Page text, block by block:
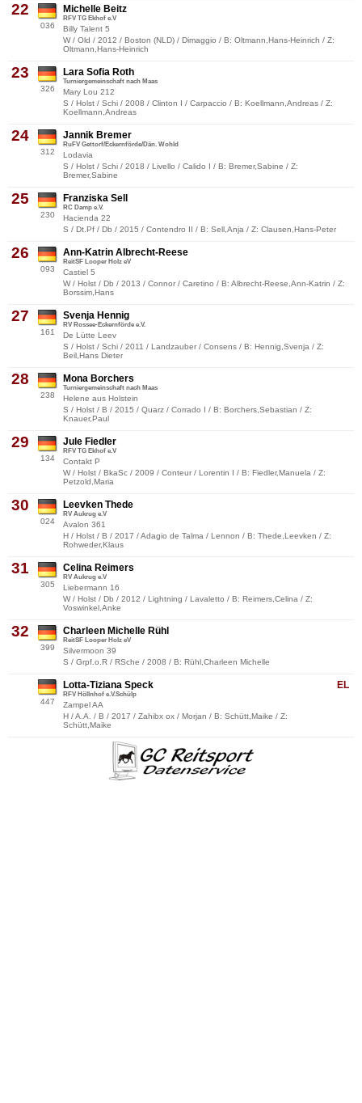
22
036
Michelle Beitz
RFV TG Ekhof e.V
Billy Talent 5
W / Old / 2012 / Boston (NLD) / Dimaggio / B: Oltmann,Hans-Heinrich / Z:
Oltmann,Hans-Heinrich
23
326
Lara Sofia Roth
Turniergemeinschaft nach Maas
Mary Lou 212
S / Holst / Schi / 2008 / Clinton I / Carpaccio / B: Koellmann,Andreas / Z:
Koellmann,Andreas
24
312
Jannik Bremer
RuFV Gettorf/Eckernförde/Dän. Wohld
Lodavia
S / Holst / Schi / 2018 / Livello / Calido I / B: Bremer,Sabine / Z:
Bremer,Sabine
25
230
Franziska Sell
RC Damp e.V.
Hacienda 22
S / Dt.Pf / Db / 2015 / Contendro II / B: Sell,Anja / Z: Clausen,Hans-Peter
26
093
Ann-Katrin Albrecht-Reese
ReitSF Looper Holz eV
Castiel 5
W / Holst / Db / 2013 / Connor / Caretino / B: Albrecht-Reese,Ann-Katrin / Z:
Borssim,Hans
27
161
Svenja Hennig
RV Rossee-Eckernförde e.V.
De Lütte Leev
S / Holst / Schi / 2011 / Landzauber / Consens / B: Hennig,Svenja / Z:
Beil,Hans Dieter
28
238
Mona Borchers
Turniergemeinschaft nach Maas
Helene aus Holstein
S / Holst / B / 2015 / Quarz / Corrado I / B: Borchers,Sebastian / Z:
Knauer,Paul
29
134
Jule Fiedler
RFV TG Ekhof e.V
Contakt P
W / Holst / BkaSc / 2009 / Conteur / Lorentin I / B: Fiedler,Manuela / Z:
Petzold,Maria
30
024
Leevken Thede
RV Aukrug e.V
Avalon 361
H / Holst / B / 2017 / Adagio de Talma / Lennon / B: Thede,Leevken / Z:
Rohweder,Klaus
31
305
Celina Reimers
RV Aukrug e.V
Liebermann 16
W / Holst / Db / 2012 / Lightning / Lavaletto / B: Reimers,Celina / Z:
Voswinkel,Anke
32
399
Charleen Michelle Rühl
ReitSF Looper Holz eV
Silvermoon 39
S / Grpf.o.R / RSche / 2008 / B: Rühl,Charleen Michelle
447
EL
Lotta-Tiziana Speck
RFV Höllnhof e.V.Schülp
Zampel AA
H / A.A. / B / 2017 / Zahibx ox / Morjan / B: Schütt,Maike / Z:
Schütt,Maike